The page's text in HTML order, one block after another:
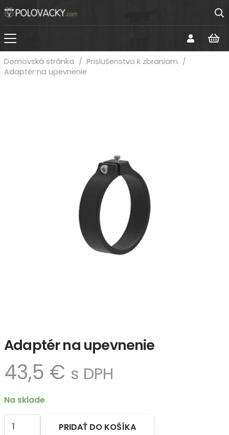
Domovská stránka / Príslušenstvo k zbraniam /
Adaptér na upevnenie
Adaptér na upevnenie
43,5 € s DPH
Na sklade
množstvo
Adaptér
PRIDAŤ DO KOŠÍKA
Alternative: